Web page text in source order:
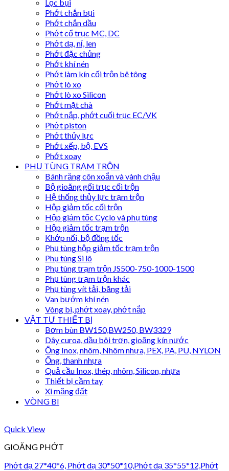
Lọc bụi
Phớt chắn bụi
Phớt chắn dầu
Phớt cổ trục MC, DC
Phớt dạ, nỉ, len
Phớt đặc chủng
Phớt khí nén
Phớt làm kín cối trộn bê tông
Phớt lò xo
Phớt lò xo Silicon
Phớt mặt chà
Phớt nắp, phớt cuối trục EC/VK
Phớt piston
Phớt thủy lực
Phớt xếp, bộ, EVS
Phớt xoay
PHỤ TÙNG TRẠM TRỘN
Bánh răng côn xoắn và vành chậu
Bộ gioăng gối trục cối trộn
Hệ thống thủy lực trạm trộn
Hộp giảm tốc cối trộn
Hộp giảm tốc Cyclo và phụ tùng
Hộp giảm tốc trạm trộn
Khớp nối, bộ đồng tốc
Phụ tùng hộp giảm tốc trạm trộn
Phụ tùng Si lô
Phụ tùng trạm trộn JS500-750-1000-1500
Phụ tùng trạm trộn khác
Phụ tùng vít tải, băng tải
Van bướm khí nén
Vòng bi, phớt xoay, phớt nắp
VẬT TƯ THIẾT BỊ
Bơm bùn BW150,BW250, BW3329
Dây curoa, dầu bôi trơn, gioăng kín nước
Ống Inox, nhôm, Nhôm nhựa, PEX, PA, PU, NYLON
Ống, thanh nhựa
Quả cầu Inox, thép, nhôm, Silicon, nhựa
Thiết bị cầm tay
Xi măng đất
VÒNG BI
Quick View
GIOĂNG PHỚT
Phớt dạ 27*40*6, Phớt dạ 30*50*10,Phớt dạ 35*55*12,Phớt